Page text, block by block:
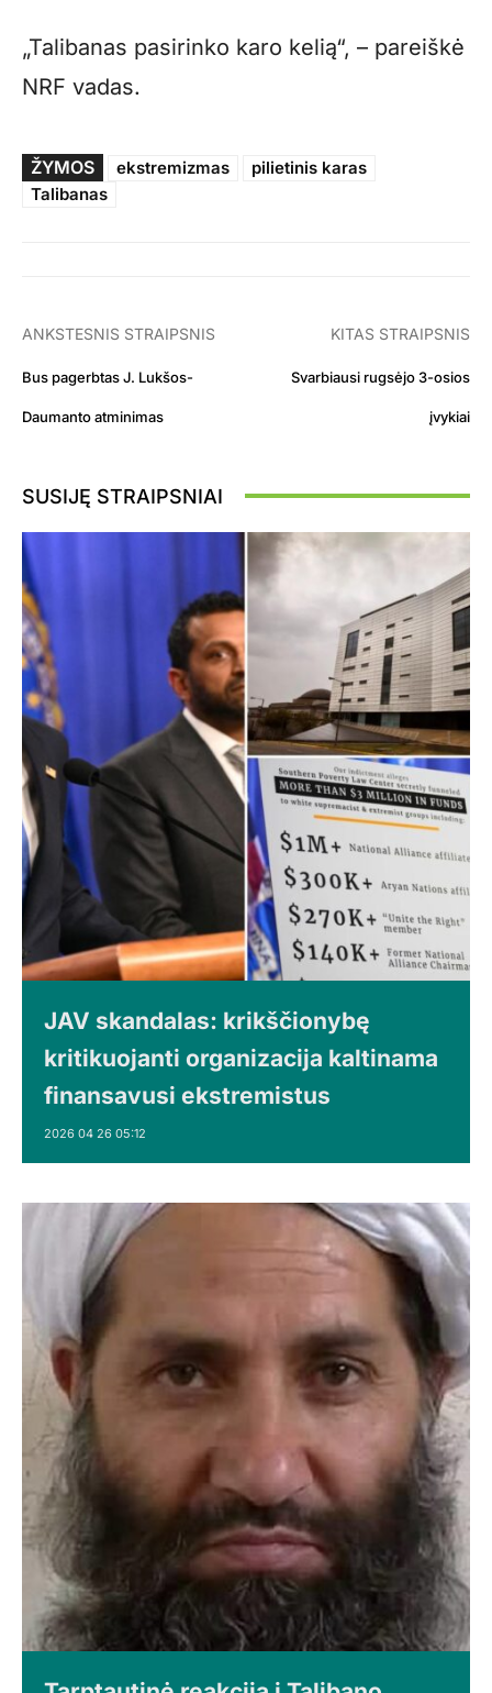
„Talibanas pasirinko karo kelią“, – pareiškė
NRF vadas.
ŽYMOS ekstremizmas
pilietinis karas
Talibanas
ANKSTESNIS STRAIPSNIS
Bus pagerbtas J. Lukšos-
Daumanto atminimas
KITAS STRAIPSNIS
Svarbiausi rugsėjo 3-osios
įvykiai
SUSIJĘ STRAIPSNIAI
JAV skandalas: krikščionybę
kritikuojanti organizacija kaltinama
finansavusi ekstremistus
2026 04 26 05:12